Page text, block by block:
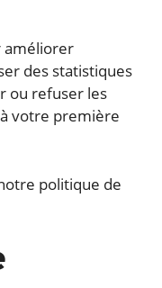
améliorer
des statistiques
ou refuser les
votre première
politique de